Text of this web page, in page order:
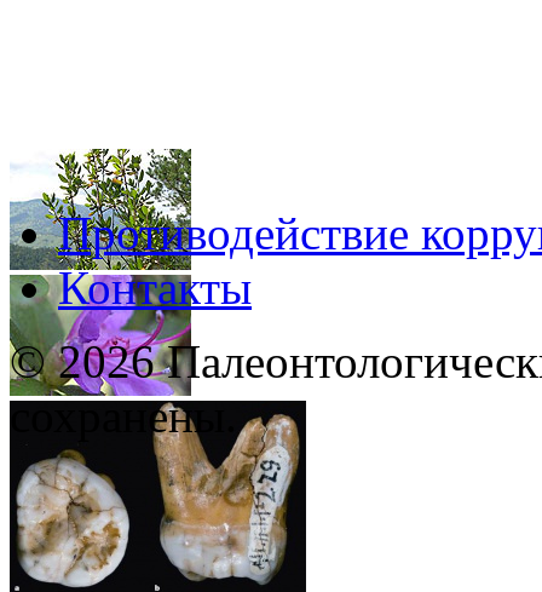
Противодействие
Контакты
© 2026
сохранены.